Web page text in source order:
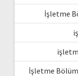
İşletme
İşletme